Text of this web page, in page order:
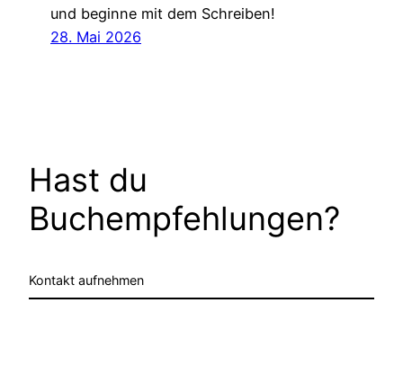
und beginne mit dem Schreiben!
28. Mai 2026
Hast du
Buchempfehlungen?
Kontakt aufnehmen